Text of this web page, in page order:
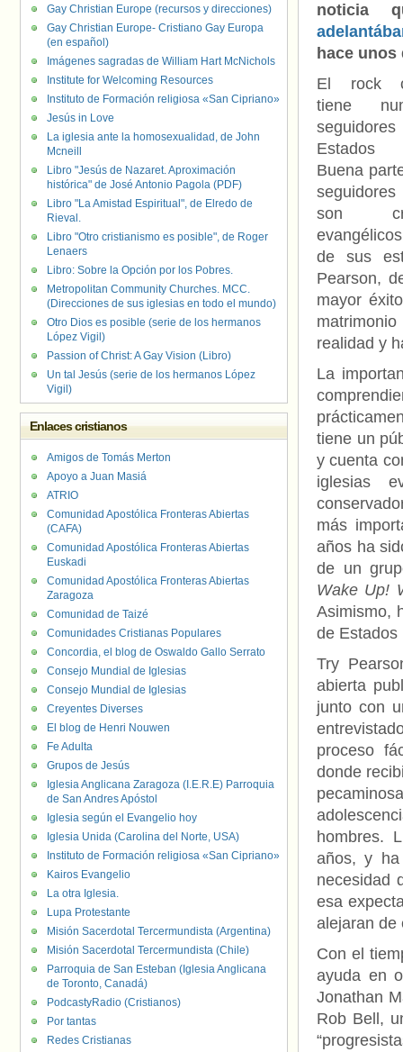
noticia
hace unos
El rock
tiene
Estados
Buena
seguidores
son
de sus
Pearson,
mayor
realidad y
La
tiene un
y cuenta
iglesias
más
años ha
de un
Wake Up!
Asimismo,
de Estados
Try
abierta
junto con
proceso
donde
hombres.
años, y
necesidad
esa
alejaran de
Con el
ayuda en
Jonathan
Rob Bell,
Gay Christian Europe (recursos y direcciones)
Gay Christian Europe- Cristiano Gay Europa
(en español)
Imágenes sagradas de William Hart McNichols
Institute for Welcoming Resources
Instituto de Formación religiosa «San Cipriano»
Jesús in Love
La iglesia ante la homosexualidad, de John
Mcneill
Libro "Jesús de Nazaret. Aproximación
histórica" de José Antonio Pagola (PDF)
Libro "La Amistad Espiritual", de Elredo de
Rieval.
Libro "Otro cristianismo es posible", de Roger
Lenaers
Libro: Sobre la Opción por los Pobres.
Metropolitan Community Churches. MCC.
(Direcciones de sus iglesias en todo el mundo)
Otro Dios es posible (serie de los hermanos
López Vigil)
Passion of Christ: A Gay Vision (Libro)
Un tal Jesús (serie de los hermanos López
Vigil)
Enlaces cristianos
Amigos de Tomás Merton
Apoyo a Juan Masiá
ATRIO
Comunidad Apostólica Fronteras Abiertas
(CAFA)
Comunidad Apostólica Fronteras Abiertas
Euskadi
Comunidad Apostólica Fronteras Abiertas
Zaragoza
Comunidad de Taizé
Comunidades Cristianas Populares
Concordia, el blog de Oswaldo Gallo Serrato
Consejo Mundial de Iglesias
Consejo Mundial de Iglesias
Creyentes Diverses
El blog de Henri Nouwen
Fe Adulta
Grupos de Jesús
Iglesia Anglicana Zaragoza (I.E.R.E) Parroquia
de San Andres Apóstol
Iglesia según el Evangelio hoy
Iglesia Unida (Carolina del Norte, USA)
Instituto de Formación religiosa «San Cipriano»
Kairos Evangelio
La otra Iglesia.
Lupa Protestante
Misión Sacerdotal Tercermundista (Argentina)
Misión Sacerdotal Tercermundista (Chile)
Parroquia de San Esteban (Iglesia Anglicana
de Toronto, Canadá)
PodcastyRadio (Cristianos)
Por tantas
Redes Cristianas